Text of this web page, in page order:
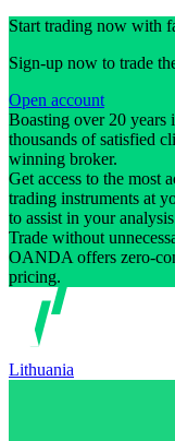
Start trading now with
Sign-up now to trade
Open account
Boasting over 20 years
thousands of satisfied
winning broker.
Get access to the most
trading instruments at
to assist in your
Trade without
OANDA offers zero-
pricing.
Lithuania